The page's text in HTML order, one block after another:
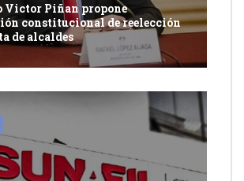
Victor Piñan propone
constitucional de reelección
de alcaldes